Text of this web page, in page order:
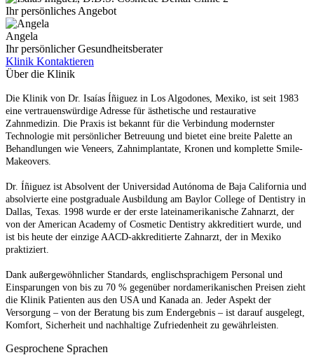
Ihr persönliches Angebot
Angela
Ihr persönlicher Gesundheitsberater
Klinik Kontaktieren
Über die Klinik
Die Klinik von Dr. Isaías Íñiguez in Los Algodones, Mexiko, ist seit 1983
eine vertrauenswürdige Adresse für ästhetische und restaurative
Zahnmedizin. Die Praxis ist bekannt für die Verbindung modernster
Technologie mit persönlicher Betreuung und bietet eine breite Palette an
Behandlungen wie Veneers, Zahnimplantate, Kronen und komplette Smile-
Makeovers.
Dr. Íñiguez ist Absolvent der Universidad Autónoma de Baja California und
absolvierte eine postgraduale Ausbildung am Baylor College of Dentistry in
Dallas, Texas. 1998 wurde er der erste lateinamerikanische Zahnarzt, der
von der American Academy of Cosmetic Dentistry akkreditiert wurde, und
ist bis heute der einzige AACD-akkreditierte Zahnarzt, der in Mexiko
praktiziert.
Dank außergewöhnlicher Standards, englischsprachigem Personal und
Einsparungen von bis zu 70 % gegenüber nordamerikanischen Preisen zieht
die Klinik Patienten aus den USA und Kanada an. Jeder Aspekt der
Versorgung – von der Beratung bis zum Endergebnis – ist darauf ausgelegt,
Komfort, Sicherheit und nachhaltige Zufriedenheit zu gewährleisten.
Gesprochene Sprachen